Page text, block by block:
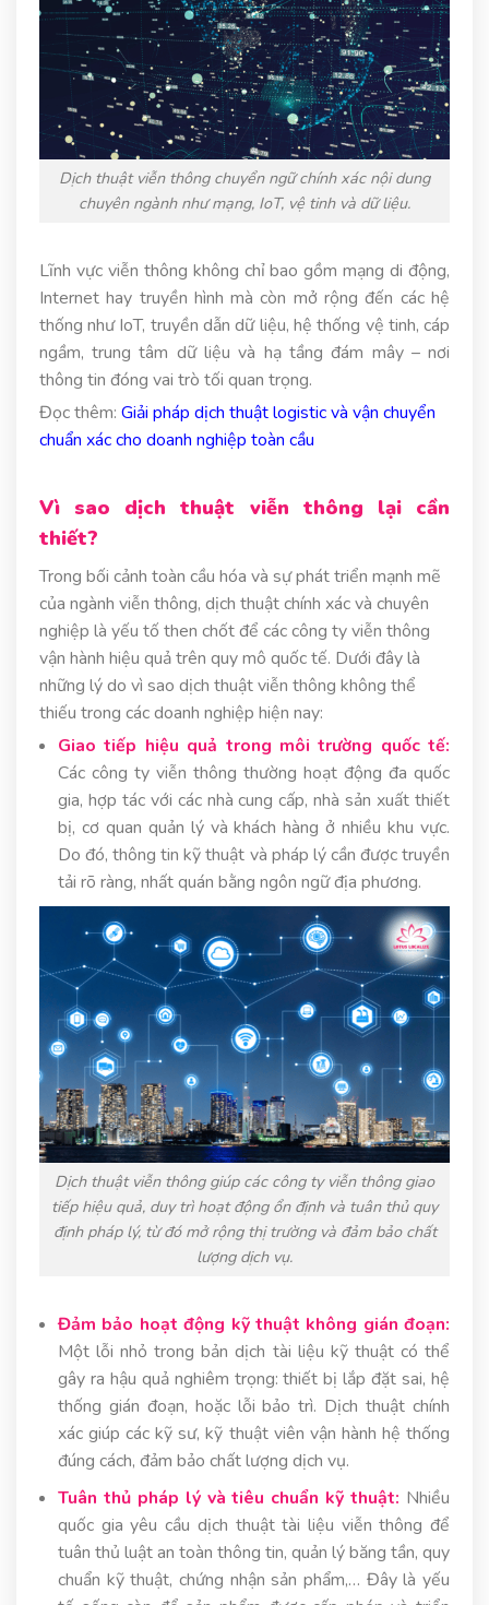
Dịch thuật viễn thông chuyển ngữ chính xác nội dung
chuyên ngành như mạng, IoT, vệ tinh và dữ liệu.
Lĩnh vực viễn thông không chỉ bao gồm mạng di động,
Internet hay truyền hình mà còn mở rộng đến các hệ
thống như IoT, truyền dẫn dữ liệu, hệ thống vệ tinh, cáp
ngầm, trung tâm dữ liệu và hạ tầng đám mây – nơi
thông tin đóng vai trò tối quan trọng.
Đọc thêm: Giải pháp dịch thuật logistic và vận chuyển
chuẩn xác cho doanh nghiệp toàn cầu
Vì sao dịch thuật viễn thông lại cần
thiết?
Trong bối cảnh toàn cầu hóa và sự phát triển mạnh mẽ
của ngành viễn thông, dịch thuật chính xác và chuyên
nghiệp là yếu tố then chốt để các công ty viễn thông
vận hành hiệu quả trên quy mô quốc tế. Dưới đây là
những lý do vì sao dịch thuật viễn thông không thể
thiếu trong các doanh nghiệp hiện nay:
Giao tiếp hiệu quả trong môi trường quốc tế:
Các công ty viễn thông thường hoạt động đa quốc
gia, hợp tác với các nhà cung cấp, nhà sản xuất thiết
bị, cơ quan quản lý và khách hàng ở nhiều khu vực.
Do đó, thông tin kỹ thuật và pháp lý cần được truyền
tải rõ ràng, nhất quán bằng ngôn ngữ địa phương.
Dịch thuật viễn thông giúp các công ty viễn thông giao
tiếp hiệu quả, duy trì hoạt động ổn định và tuân thủ quy
định pháp lý, từ đó mở rộng thị trường và đảm bảo chất
lượng dịch vụ.
Đảm bảo hoạt động kỹ thuật không gián đoạn:
Một lỗi nhỏ trong bản dịch tài liệu kỹ thuật có thể
gây ra hậu quả nghiêm trọng: thiết bị lắp đặt sai, hệ
thống gián đoạn, hoặc lỗi bảo trì. Dịch thuật chính
xác giúp các kỹ sư, kỹ thuật viên vận hành hệ thống
đúng cách, đảm bảo chất lượng dịch vụ.
Tuân thủ pháp lý và tiêu chuẩn kỹ thuật: Nhiều
quốc gia yêu cầu dịch thuật tài liệu viễn thông để
tuân thủ luật an toàn thông tin, quản lý băng tần, quy
chuẩn kỹ thuật, chứng nhận sản phẩm,… Đây là yếu